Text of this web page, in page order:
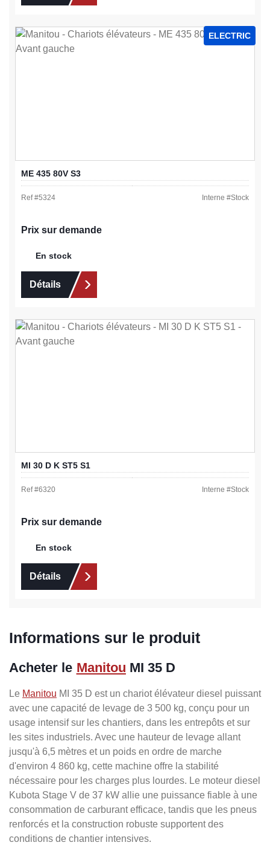
ELECTRIC
ME 435 80V S3
Ref #5324 Interne #Stock
Prix sur demande
En stock
Détails
MI 30 D K ST5 S1
Ref #6320 Interne #Stock
Prix sur demande
En stock
Détails
Informations sur le produit
Acheter le Manitou MI 35 D
Le Manitou MI 35 D est un chariot élévateur diesel puissant
avec une capacité de levage de 3 500 kg, conçu pour un
usage intensif sur les chantiers, dans les entrepôts et sur
les sites industriels. Avec une hauteur de levage allant
jusqu'à 6,5 mètres et un poids en ordre de marche
d'environ 4 860 kg, cette machine offre la stabilité
nécessaire pour les charges plus lourdes. Le moteur diesel
Kubota Stage V de 37 kW allie une puissance fiable à une
consommation de carburant efficace, tandis que les pneus
renforcés et la construction robuste supportent des
conditions de chantier intensives.